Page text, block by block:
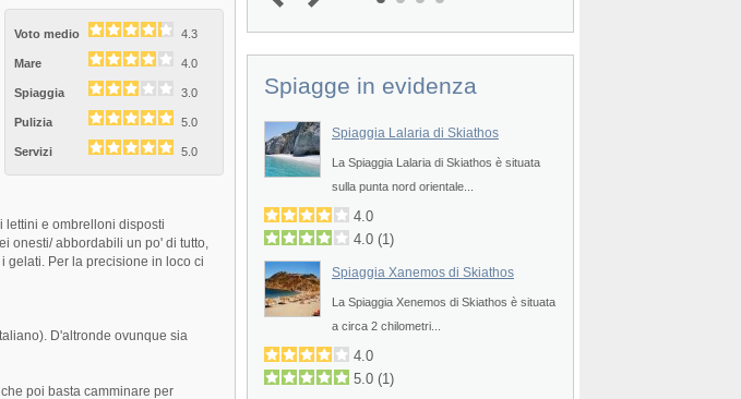
Voto medio 4.3
Mare 4.0
Spiaggia 3.0
Pulizia 5.0
Servizi 5.0
lettini e ombrelloni disposti
onesti/ abbordabili un po' di tutto,
gelati. Per la precisione in loco ci
D'altronde ovunque sia
poi basta camminare per
Spiagge in evidenza
4.3
3.1(2)
Spiaggia Glyfoneri di Skiathos
Spiaggia Platanias di Skiathos
Spiaggia Lalaria di Skiathos
La Spiaggia Lalaria di Skiathos è situata
sulla punta nord orientale...
4.0
4.0 (1)
Spiaggia Xanemos di Skiathos
La Spiaggia Xenemos di Skiathos è situata
a circa 2 chilometri...
4.0
5.0 (1)